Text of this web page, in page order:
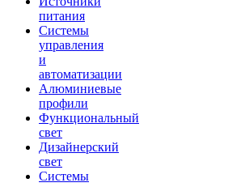
питания
Системы
управления
и
автоматизации
Алюминиевые
профили
Функциональный
свет
Дизайнерский
свет
Системы